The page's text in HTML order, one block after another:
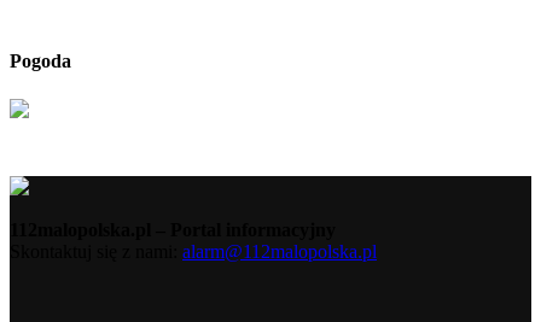
Pogoda
alarm@112malopolska.pl